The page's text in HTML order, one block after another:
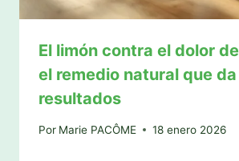
El limón contra el dolor
el remedio natural que da
resultados
Por Marie PACÔME 18 enero 2026